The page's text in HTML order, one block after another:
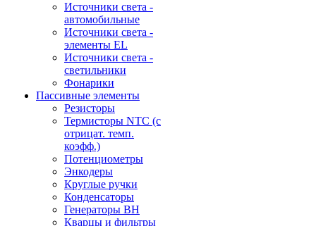
Источники света -
автомобильные
Источники света -
элементы EL
Источники света -
светильники
Фонарики
Пассивные элементы
Резисторы
Термисторы NTC (с
отрицат. темп.
коэфф.)
Потенциометры
Энкодеры
Круглые ручки
Конденсаторы
Генераторы ВН
Кварцы и фильтры